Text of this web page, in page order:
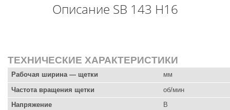
Описание SB 143 Н16
ТЕХНИЧЕСКИЕ ХАРАКТЕРИСТИКИ
Рабочая ширина — щетки
мм
Частота вращения щетки
об/мин
Напряжение
В